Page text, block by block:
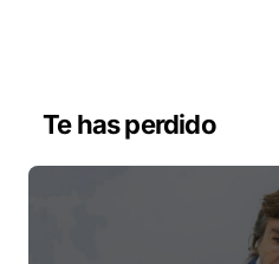
Te has perdido